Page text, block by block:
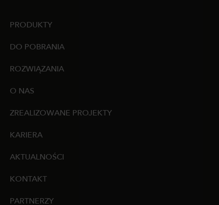
PRODUKTY
DO POBRANIA
ROZWIĄZANIA
O NAS
ZREALIZOWANE PROJEKTY
KARIERA
AKTUALNOŚCI
KONTAKT
PARTNERZY